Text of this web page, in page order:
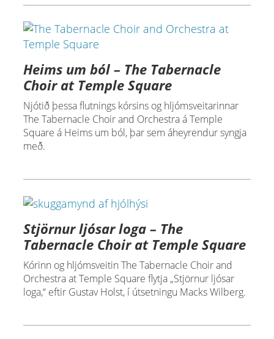
Heims um ból – The Tabernacle
Choir at Temple Square
Njótið þessa flutnings kórsins og hljómsveitarinnar
The Tabernacle Choir and Orchestra á Temple
Square á Heims um ból, þar sem áheyrendur syngja
með.
Stjörnur ljósar loga – The
Tabernacle Choir at Temple Square
Kórinn og hljómsveitin The Tabernacle Choir and
Orchestra at Temple Square flytja „Stjörnur ljósar
loga,“ eftir Gustav Holst, í útsetningu Macks Wilberg.